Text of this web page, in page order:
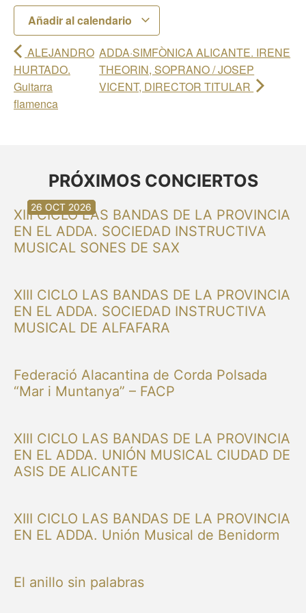
Añadir al calendario
ALEJANDRO
HURTADO.
Guitarra
flamenca
ADDA·SIMFÒNICA ALICANTE. IRENE
THEORIN, SOPRANO / JOSEP
VICENT, DIRECTOR TITULAR
PRÓXIMOS CONCIERTOS
XIII CICLO LAS BANDAS DE LA PROVINCIA
EN EL ADDA. SOCIEDAD INSTRUCTIVA
MUSICAL SONES DE SAX
30 AGO 2026
XIII CICLO LAS BANDAS DE LA PROVINCIA
EN EL ADDA. SOCIEDAD INSTRUCTIVA
MUSICAL DE ALFAFARA
30 AGO 2026
Federació Alacantina de Corda Polsada
“Mar i Muntanya” – FACP
13 SEP 2026
XIII CICLO LAS BANDAS DE LA PROVINCIA
EN EL ADDA. UNIÓN MUSICAL CIUDAD DE
ASIS DE ALICANTE
20 SEP 2026
XIII CICLO LAS BANDAS DE LA PROVINCIA
EN EL ADDA. Unión Musical de Benidorm
20 SEP 2026
El anillo sin palabras
26 SEP 2026
03 OCT 2026
16 OCT 2026
26 OCT 2026